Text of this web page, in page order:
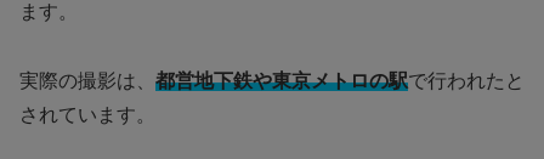
ます。
実際の撮影は、 都営地下鉄や東京メトロの駅で行われたと
されています。